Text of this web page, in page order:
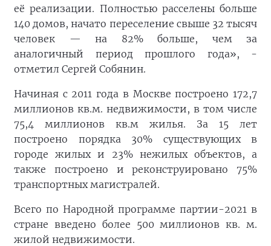
её реализации. Полностью расселены больше
140 домов, начато переселение свыше 32 тысяч
человек — на 82% больше, чем за
аналогичный период прошлого года», -
отметил Сергей Собянин.
Начиная с 2011 года в Москве построено 172,7
миллионов кв.м. недвижимости, в том числе
75,4 миллионов кв.м жилья. За 15 лет
построено порядка 30% существующих в
городе жилых и 23% нежилых объектов, а
также построено и реконструировано 75%
транспортных магистралей.
Всего по Народной программе партии-2021 в
стране введено более 500 миллионов кв. м.
жилой недвижимости.